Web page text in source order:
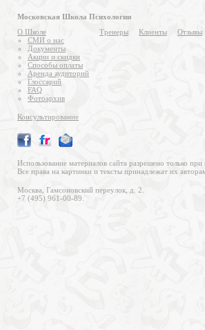
Московская Школа Психологии
О Школе
СМИ о нас
Документы
Акции и скидки
Способы оплаты
Аренда аудиторий
Глоссарий
FAQ
Фотоархив
Тренеры Клиенты Отзывы
Консультирование
Использование материалов сайта разрешено только
Все права на картинки и тексты принадлежат их
Москва, Гамсоновский переулок, д. 2.
+7 (495) 961-00-89.